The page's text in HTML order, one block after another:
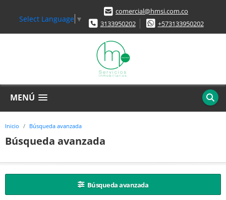
Select Language ▼
comercial@hmsi.com.co
3133950202
+573133950202
MENÚ
Inicio Búsqueda avanzada
Búsqueda avanzada
Búsqueda avanzada